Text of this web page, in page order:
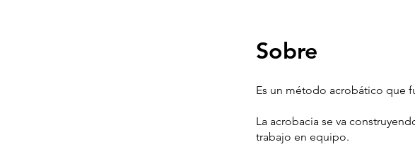
Sobre
Es un método acrobático que
La acrobacia se va
trabajo en equipo.